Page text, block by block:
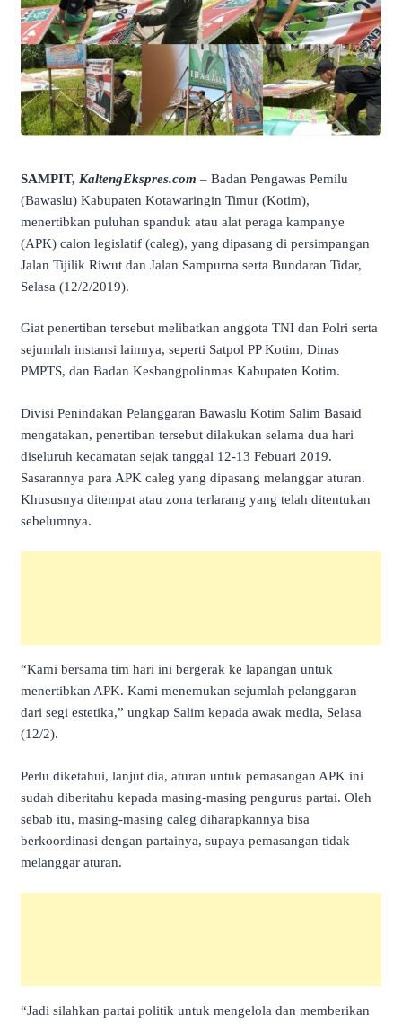
SAMPIT, KaltengEkspres.com – Badan Pengawas Pemilu
(Bawaslu) Kabupaten Kotawaringin Timur (Kotim),
menertibkan puluhan spanduk atau alat peraga kampanye
(APK) calon legislatif (caleg), yang dipasang di persimpangan
Jalan Tijilik Riwut dan Jalan Sampurna serta Bundaran Tidar,
Selasa (12/2/2019).
Giat penertiban tersebut melibatkan anggota TNI dan Polri serta
sejumlah instansi lainnya, seperti Satpol PP Kotim, Dinas
PMPTS, dan Badan Kesbangpolinmas Kabupaten Kotim.
Divisi Penindakan Pelanggaran Bawaslu Kotim Salim Basaid
mengatakan, penertiban tersebut dilakukan selama dua hari
diseluruh kecamatan sejak tanggal 12-13 Febuari 2019.
Sasarannya para APK caleg yang dipasang melanggar aturan.
Khususnya ditempat atau zona terlarang yang telah ditentukan
sebelumnya.
“Kami bersama tim hari ini bergerak ke lapangan untuk
menertibkan APK. Kami menemukan sejumlah pelanggaran
dari segi estetika,” ungkap Salim kepada awak media, Selasa
(12/2).
Perlu diketahui, lanjut dia, aturan untuk pemasangan APK ini
sudah diberitahu kepada masing-masing pengurus partai. Oleh
sebab itu, masing-masing caleg diharapkannya bisa
berkoordinasi dengan partainya, supaya pemasangan tidak
melanggar aturan.
“Jadi silahkan partai politik untuk mengelola dan memberikan